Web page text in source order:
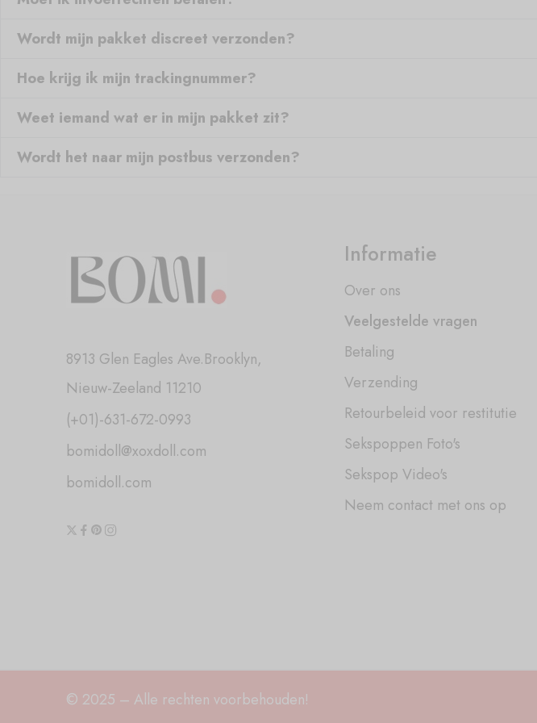
Wordt mijn pakket discreet verzonden?
Hoe krijg ik mijn trackingnummer?
Weet iemand wat er in mijn pakket zit?
Wordt het naar mijn postbus verzonden?
8913 Glen Eagles Ave.Brooklyn,
Nieuw-Zeeland 11210
(+01)-631-672-0993
bomidoll@xoxdoll.com
bomidoll.com
Informatie
Over ons
Veelgestelde vragen
Betaling
Verzending
Retourbeleid voor restitutie
Sekspoppen Foto's
Sekspop Video's
Neem contact met ons op
© 2025 – Alle rechten voorbehouden!